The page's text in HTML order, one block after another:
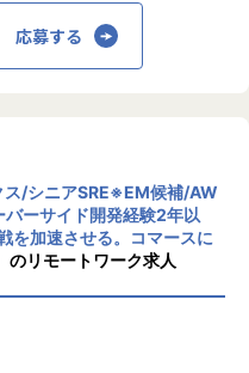
事業者様は様々な商品
バリエーションの異な
利便性を向上させる機
のバックヤード業務を完
応募する
/シニアSRE※EM候補/AW
ーサイド開発経験2年以
を加速させる。コマースに
のリモートワーク求人